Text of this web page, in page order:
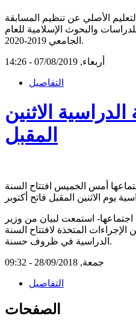
الأصلي عن تنظيم المسابقة
والبحوث الإسلامية للعام
الجامعي 2019-2020.
أربعاء, 07/08/2019 - 14:26
التفاصيل
الدراسية الاثنين
المقبل
أمس الخميس افتتاح السنة
استمعت لبيان من وزير
المتخذة لافتتاح السنة
الدراسية في ظروف حسنة.
جمعة, 28/09/2018 - 09:32
التفاصيل
الصفحات